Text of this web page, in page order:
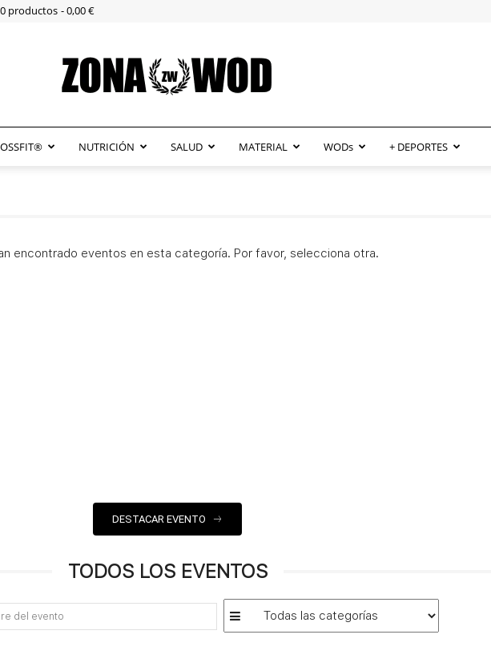
0 productos 0,00 €
ZonaWOD
NUTRICIÓN SALUD MATERIAL WODs + DEPORTES
encontrado eventos en esta categoría. Por favor, selecciona otra.
DESTACAR EVENTO
TODOS LOS EVENTOS